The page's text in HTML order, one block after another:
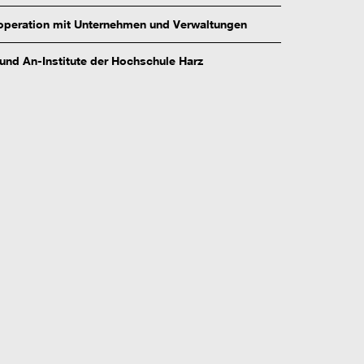
mit Unternehmen und Verwaltungen
An-Institute der Hochschule Harz